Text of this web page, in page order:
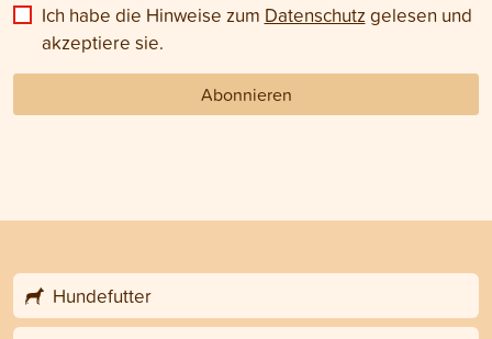
Ich habe die Hinweise zum Datenschutz gelesen und
akzeptiere sie.
Abonnieren
Hundefutter